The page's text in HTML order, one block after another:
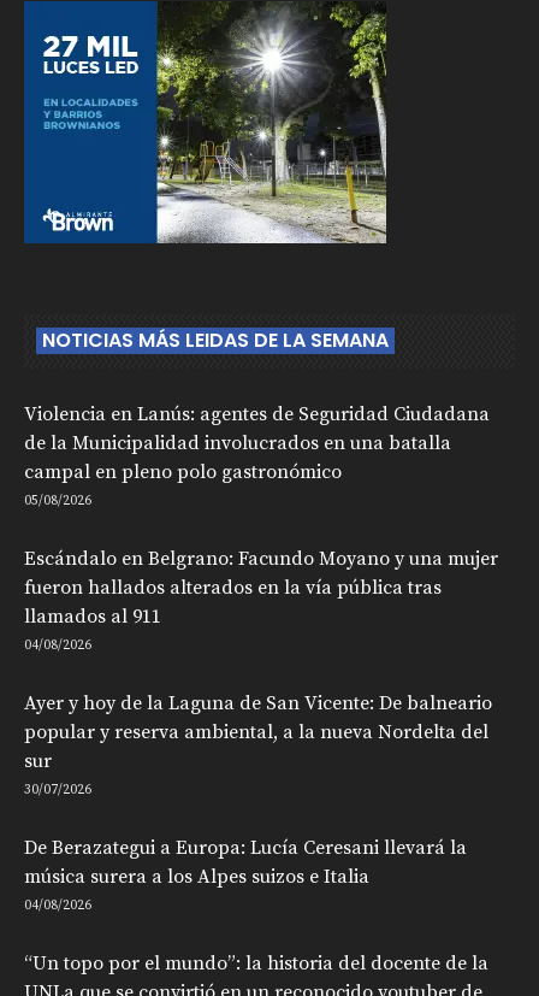
NOTICIAS MÁS LEIDAS DE LA SEMANA
Violencia en Lanús: agentes de Seguridad Ciudadana
de la Municipalidad involucrados en una batalla
campal en pleno polo gastronómico
05/08/2026
Escándalo en Belgrano: Facundo Moyano y una mujer
fueron hallados alterados en la vía pública tras
llamados al 911
04/08/2026
Ayer y hoy de la Laguna de San Vicente: De balneario
popular y reserva ambiental, a la nueva Nordelta del
sur
30/07/2026
De Berazategui a Europa: Lucía Ceresani llevará la
música surera a los Alpes suizos e Italia
04/08/2026
“Un topo por el mundo”: la historia del docente de la